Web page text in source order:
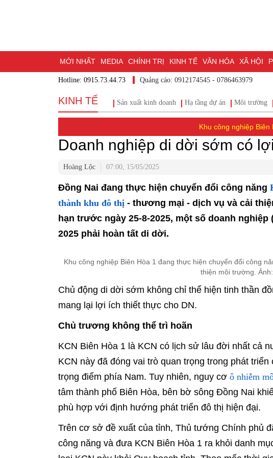
MỚI NHẤT MEDIA CHÍNH TRỊ KINH TẾ VĂN HÓA XÃ HỘI
DU LỊCH - ẨM THỰC CHUYỂN ĐỔI SỐ THỂ THAO ĐỒNG NAI &
ĐẶT BÁO BẠN CẦN BIẾT CHẠM 95 - KHÁM PHÁ ĐỒNG NAI ĐẠI
THÀNH PHỐ ĐỒNG NAI
Hotline: 0915.73.44.73 Quảng cáo: 0912174545 - 0786463979
KINH TẾ
Sản xuất kinh doanh Hạ tầng dự án Môi trường
Khu công nghiệp Biên
Doanh nghiệp di dời sớm có
Hoàng Lộc 07:00, 15/05/2025
Đồng Nai đang thực hiện chuyển đổi công năng
thành khu đô thị- thương mại - dịch vụ và cải
hạn trước ngày 25-8-2025, một số doanh
2025 phải hoàn tất di dời.
Khu công nghiệp Biên Hòa 1 đang thực hiện chuyển đổi công
thiện môi trường.
Chủ động di dời sớm không chỉ thể hiện tinh thần
mang lại lợi ích thiết thực cho DN.
Chủ trương không thể trì hoãn
KCN Biên Hòa 1 là KCN có lịch sử lâu đời nhất cả
KCN này đã đóng vai trò quan trọng trong phát
trọng điểm phía Nam. Tuy nhiên, nguy cơ ô nhiễm
tâm thành phố Biên Hòa, bên bờ sông Đồng Nai
phù hợp với định hướng phát triển đô thị hiện đại.
Trên cơ sở đề xuất của tỉnh, Thủ tướng Chính phủ
công năng và đưa KCN Biên Hòa 1 ra khỏi danh